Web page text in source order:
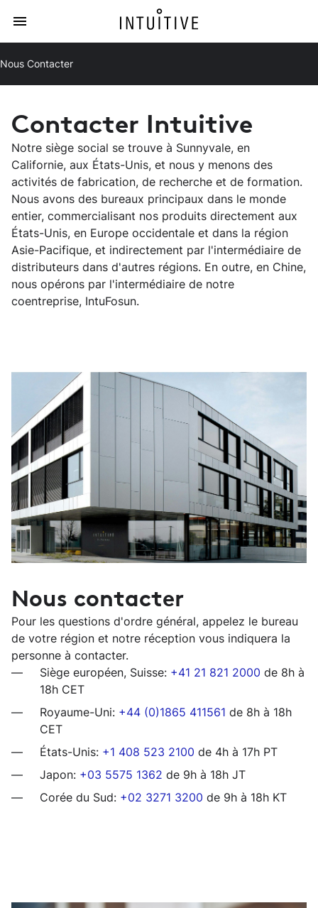
Nous Contacter
Contacter Intuitive
Notre siège social se trouve à Sunnyvale, en
Californie, aux États-Unis, et nous y menons des
activités de fabrication, de recherche et de formation.
Nous avons des bureaux principaux dans le monde
entier, commercialisant nos produits directement aux
États-Unis, en Europe occidentale et dans la région
Asie-Pacifique, et indirectement par l'intermédiaire de
distributeurs dans d'autres régions. En outre, en Chine,
nous opérons par l'intermédiaire de notre
coentreprise, IntuFosun.
Nous contacter
Pour les questions d'ordre général, appelez le bureau
de votre région et notre réception vous indiquera la
personne à contacter.
Siège européen, Suisse: +41 21 821 2000 de 8h à
18h CET
Royaume-Uni: +44 (0)1865 411561 de 8h à 18h
CET
États-Unis: +1 408 523 2100 de 4h à 17h PT
Japon: +03 5575 1362 de 9h à 18h JT
Corée du Sud: +02 3271 3200 de 9h à 18h KT